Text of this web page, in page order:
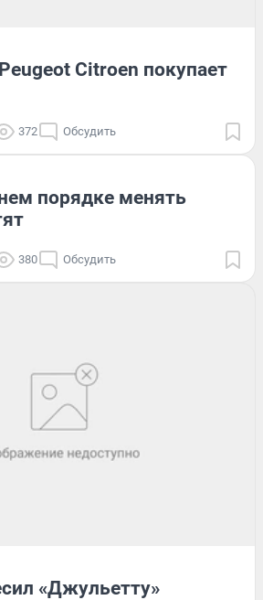
Citroen покупает
372 Обсудить
порядке менять
380 Обсудить
«Джульетту»